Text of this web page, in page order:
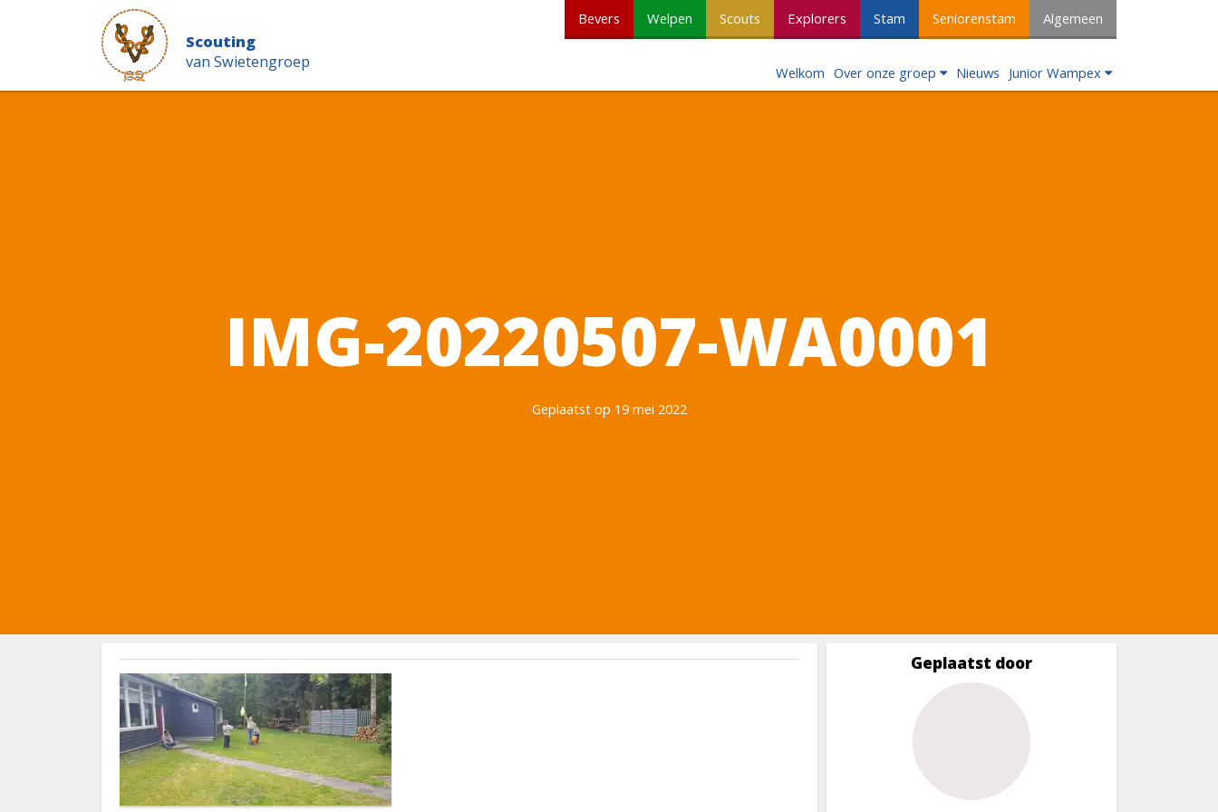
Scouting
van Swietengroep
Bevers Welpen Scouts Explorers Stam Seniorenstam Algemeen
Welkom Over onze groep Nieuws Junior Wampex
IMG-20220507-WA0001
Geplaatst op 19 mei 2022
Geplaatst door